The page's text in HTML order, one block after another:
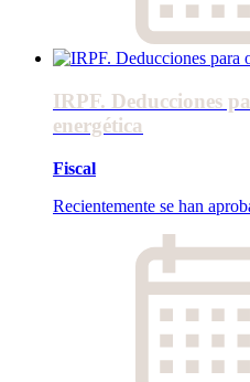
IRPF. Deducciones
energética
Fiscal
Recientemente se han